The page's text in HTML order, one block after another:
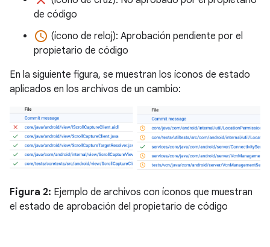
de código
access_time (ícono de reloj): Aprobación pendiente por el
propietario de código
En la siguiente figura, se muestran los íconos de estado
aplicados en los archivos de un cambio:
Figura 2: Ejemplo de archivos con íconos que muestran
el estado de aprobación del propietario de código